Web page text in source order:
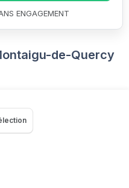
ENGAGEMENT
de-Quercy